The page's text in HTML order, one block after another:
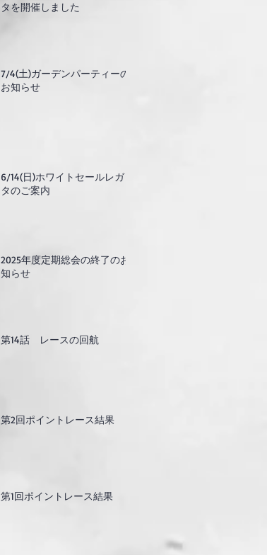
タを開催しました
7/4(土)ガーデンパーティーの
お知らせ
6/14(日)ホワイトセールレガッ
タのご案内
2025年度定期総会の終了のお
知らせ
第14話 レースの回航
第2回ポイントレース結果
第1回ポイントレース結果